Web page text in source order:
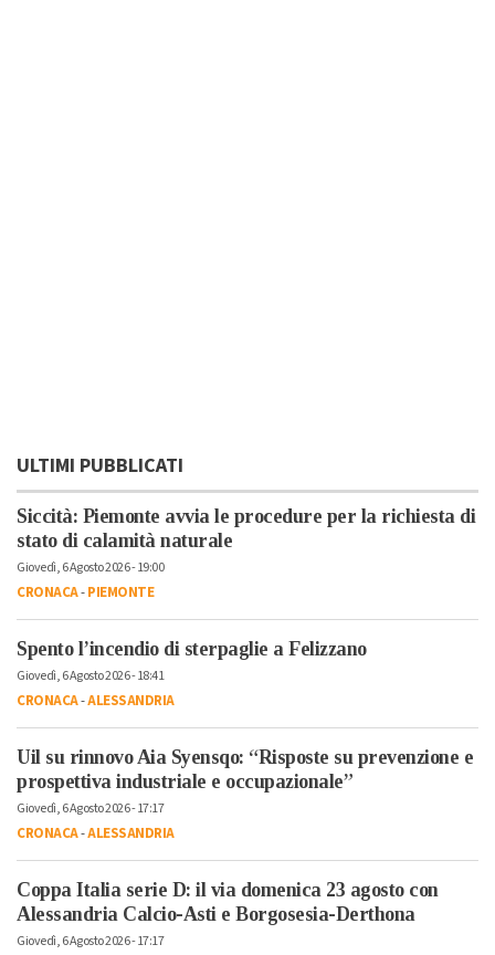
ULTIMI PUBBLICATI
Siccità: Piemonte avvia le procedure per la richiesta di
stato di calamità naturale
Giovedì, 6 Agosto 2026 - 19:00
CRONACA-PIEMONTE
Spento l’incendio di sterpaglie a Felizzano
Giovedì, 6 Agosto 2026 - 18:41
CRONACA-ALESSANDRIA
Uil su rinnovo Aia Syensqo: “Risposte su prevenzione e
prospettiva industriale e occupazionale”
Giovedì, 6 Agosto 2026 - 17:17
CRONACA-ALESSANDRIA
Coppa Italia serie D: il via domenica 23 agosto con
Alessandria Calcio-Asti e Borgosesia-Derthona
Giovedì, 6 Agosto 2026 - 17:17